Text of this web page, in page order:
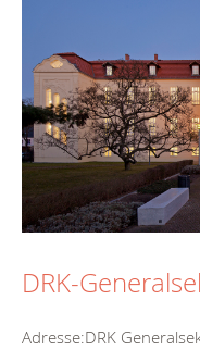
DRK-
Adresse:DRK